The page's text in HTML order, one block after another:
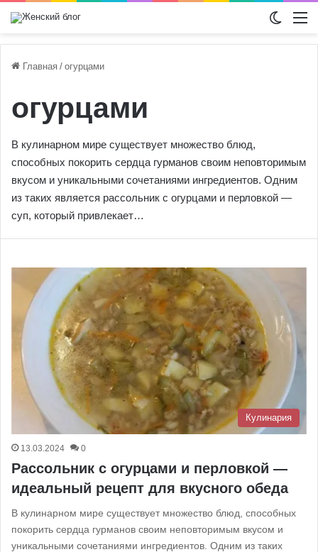
Главная / огурцами
огурцами
В кулинарном мире существует множество блюд,
способных покорить сердца гурманов своим неповторимым
вкусом и уникальными сочетаниями ингредиентов. Одним
из таких является рассольник с огурцами и перловкой —
суп, который привлекает…
Кулинария
13.03.2024 0
Рассольник с огурцами и перловкой —
идеальный рецепт для вкусного обеда
В кулинарном мире существует множество блюд, способных
покорить сердца гурманов своим неповторимым вкусом и
уникальными сочетаниями ингредиентов. Одним из таких